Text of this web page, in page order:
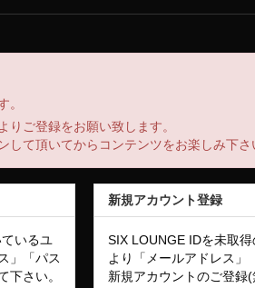
。
ご登録をお願い致します。
て頂いてからコンテンツをお楽しみ下さ
いるユ
」「パス
下さい。
新規アカウント登録
SIX LOUNGE IDを未取
より「メールアドレス」
新規アカウントのご登録(